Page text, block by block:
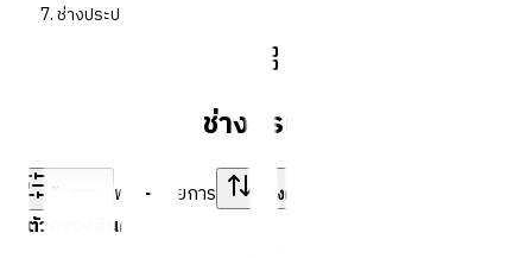
ช่างประปา
ช่างประปา
ตัวกรอง พบ - รายการ เรียงตาม
ตัวกรองสินค้า